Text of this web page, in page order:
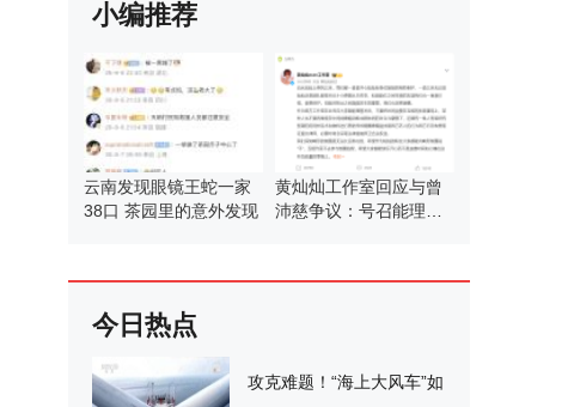
小编推荐
云南发现眼镜王蛇一家
38口 茶园里的意外发现
黄灿灿工作室回应与曾
沛慈争议：号召能理智
今日热点
攻克难题！“海上大风车”如